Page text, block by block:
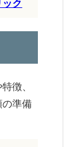
ク
徴、
の準備